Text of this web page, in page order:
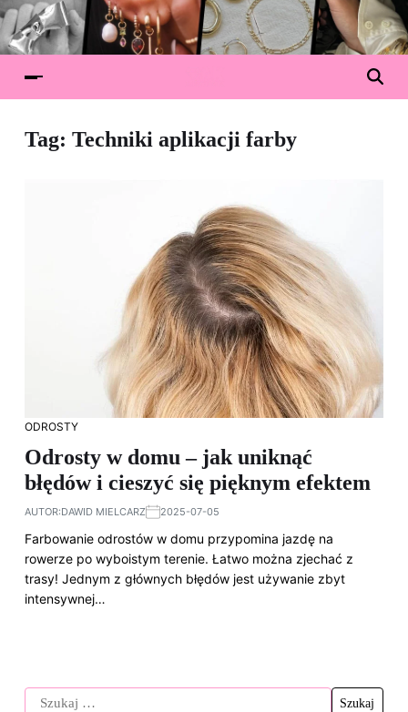
Tag: Techniki aplikacji farby
ODROSTY
Odrosty w domu – jak uniknąć
błędów i cieszyć się pięknym efektem
AUTOR:DAWID MIELCARZ 2025-07-05
Farbowanie odrostów w domu przypomina jazdę na
rowerze po wyboistym terenie. Łatwo można zjechać z
trasy! Jednym z głównych błędów jest używanie zbyt
intensywnej…